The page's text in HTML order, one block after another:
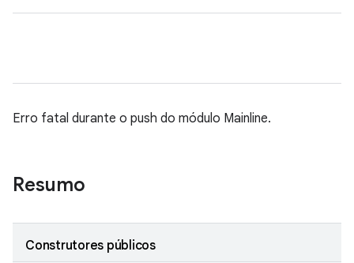
Erro fatal durante o push do módulo Mainline.
Resumo
Construtores públicos